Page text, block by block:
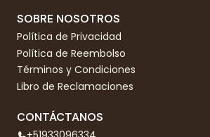
SOBRE NOSOTROS
Política de Privacidad
Política de Reembolso
Términos y Condiciones
Libro de Reclamaciones
CONTÁCTANOS